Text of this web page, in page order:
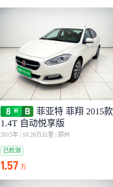
菲亚特 菲翔 2015款
1.4T 自动悦享版
2015年 10.28万公里 郑州
已检测
1.57 万